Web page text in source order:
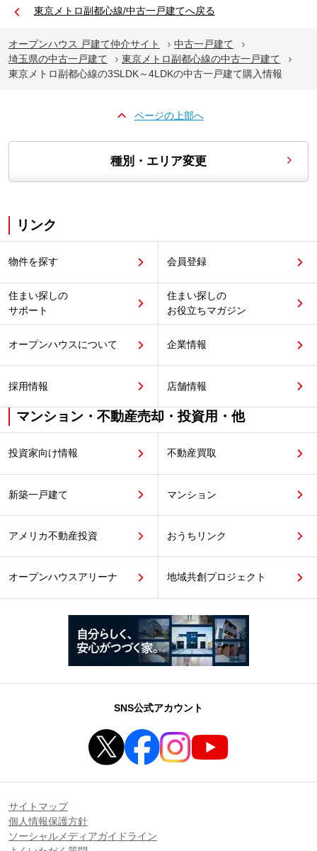
東京メトロ副都心線/中古一戸建てへ戻る
オープンハウス 戸建て仲介サイト
中古一戸建て
埼玉県の中古一戸建て
東京メトロ副都心線の中古一戸建て
東京メトロ副都心線の3SLDK～4LDKの中古一戸建て購入情報
ページの上部へ
種別・エリア変更
リンク
物件を探す 会員登録
住まい探しの
サポート
住まい探しの
お役立ちマガジン
オープンハウスについて 企業情報
採用情報 店舗情報
マンション・不動産売却・投資用・他
投資家向け情報 不動産買取
新築一戸建て マンション
アメリカ不動産投資 おうちリンク
オープンハウスアリーナ 地域共創プロジェクト
SNS公式アカウント
サイトマップ
個人情報保護方針
ソーシャルメディアガイドライン